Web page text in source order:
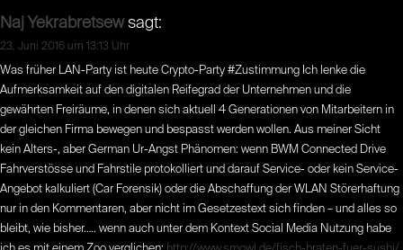
Naj Yekrabretsew sagt:
23. Juni 2016 um 13:13 Uhr
Was früher LAN-Party ist heute Crypto-Party #Zustimmung Ich lenke die
Aufmerksamkeit auf den digitalen Reifegrad der Unternehmen und die
gewährten Freiräume, in denen sich aktuell 4 Generationen von Mitarbeitern in
der gleichen Firma bewegen und bespasst werden wollen. Aus meiner Sicht
kein Alters-, aber German Ur-Angst Phänomen: wenn BWM Connected Drive
Fahrverstösse und Fahrstile protokolliert und darauf Service- oder kein Service-
Angebot kalkuliert (Car Forensik) oder die Abschaffung der WLAN Störerhaftung
nur in den Kommentaren, aber nicht im Gesetzestext sich finden – und alles so
bleibt, wie bisher….. wenn auch unter dem Kontext Social Media Nutzung habe